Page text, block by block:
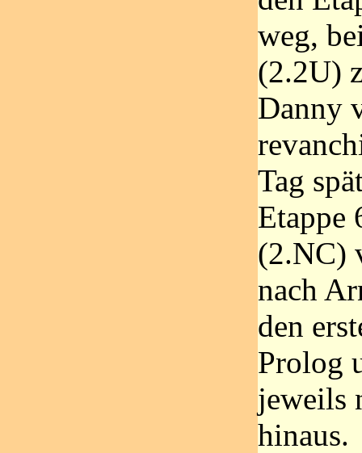
weg,
(2.2U)
Danny
Tag
Etappe
(2.NC)
nach
den
Prolog
jeweils
hinaus.